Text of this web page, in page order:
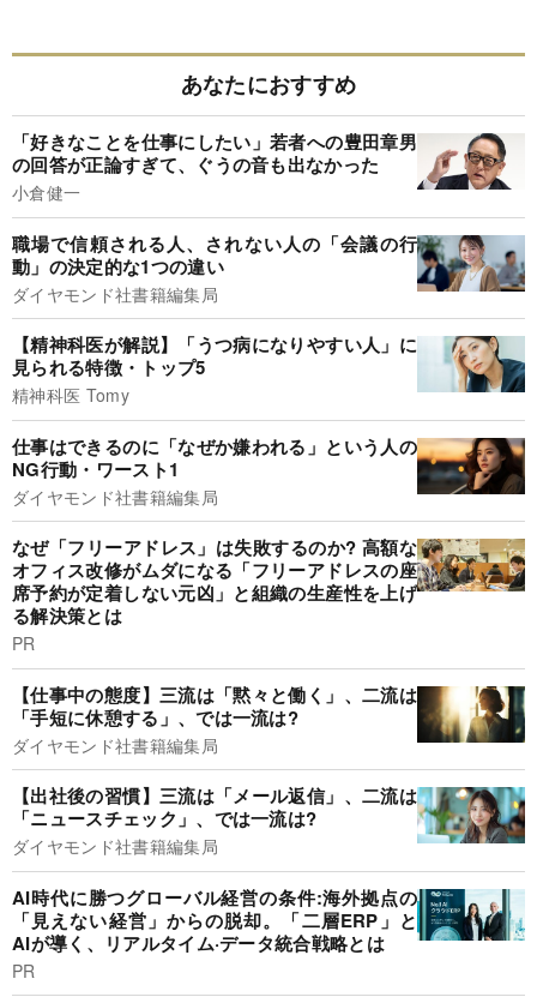
あなたにおすすめ
「好きなことを仕事にしたい」若者への豊田章男
の回答が正論すぎて、ぐうの音も出なかった
小倉健一
職場で信頼される人、されない人の「会議の行
動」の決定的な1つの違い
ダイヤモンド社書籍編集局
【精神科医が解説】「うつ病になりやすい人」に
見られる特徴・トップ5
精神科医 Tomy
仕事はできるのに「なぜか嫌われる」という人の
NG行動・ワースト1
ダイヤモンド社書籍編集局
なぜ「フリーアドレス」は失敗するのか? 高額な
オフィス改修がムダになる「フリーアドレスの座
席予約が定着しない元凶」と組織の生産性を上げ
る解決策とは
PR
【仕事中の態度】三流は「黙々と働く」、二流は
「手短に休憩する」、では一流は?
ダイヤモンド社書籍編集局
【出社後の習慣】三流は「メール返信」、二流は
「ニュースチェック」、では一流は?
ダイヤモンド社書籍編集局
AI時代に勝つグローバル経営の条件:海外拠点の
「見えない経営」からの脱却。「二層ERP」と
AIが導く、リアルタイム·データ統合戦略とは
PR